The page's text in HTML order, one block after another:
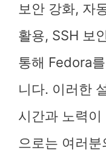
보안 강화, 자
활용, SSH 보
통해 Fedora
니다. 이러한
시간과 노력
으로는 여러